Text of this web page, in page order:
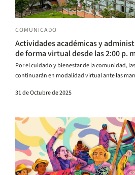
COMUNICADO
Actividades académicas y
de forma virtual desde las 2:00 p.
Por el cuidado y bienestar de la comunidad,
continuarán en modalidad virtual ante las
31 de Octubre de 2025